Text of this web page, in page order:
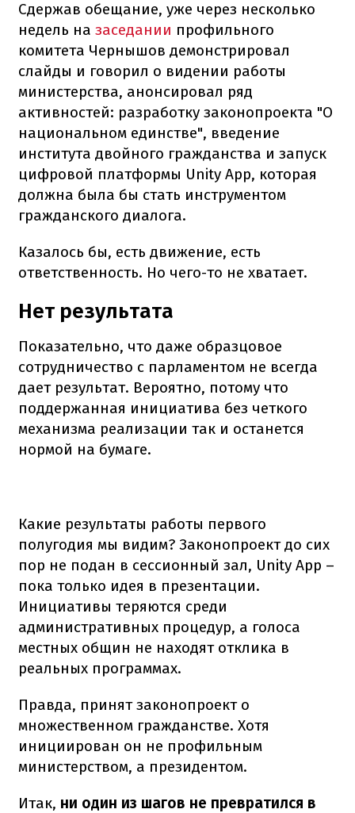
Сдержав обещание, уже через несколько
недель на заседании профильного
комитета Чернышов демонстрировал
слайды и говорил о видении работы
министерства, анонсировал ряд
активностей: разработку законопроекта "О
национальном единстве", введение
института двойного гражданства и запуск
цифровой платформы Unity App, которая
должна была бы стать инструментом
гражданского диалога.
Казалось бы, есть движение, есть
ответственность. Но чего-то не хватает.
Нет результата
Показательно, что даже образцовое
сотрудничество с парламентом не всегда
дает результат. Вероятно, потому что
поддержанная инициатива без четкого
механизма реализации так и останется
нормой на бумаге.
Какие результаты работы первого
полугодия мы видим? Законопроект до сих
пор не подан в сессионный зал, Unity App –
пока только идея в презентации.
Инициативы теряются среди
административных процедур, а голоса
местных общин не находят отклика в
реальных программах.
Правда, принят законопроект о
множественном гражданстве. Хотя
инициирован он не профильным
министерством, а президентом.
Итак, ни один из шагов не превратился в